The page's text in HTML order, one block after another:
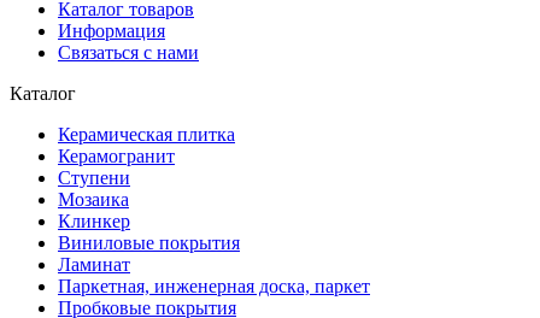
Каталог товаров
Информация
Связаться с нами
Каталог
Керамическая плитка
Керамогранит
Ступени
Мозаика
Клинкер
Виниловые покрытия
Ламинат
Паркетная, инженерная доска, паркет
Пробковые покрытия